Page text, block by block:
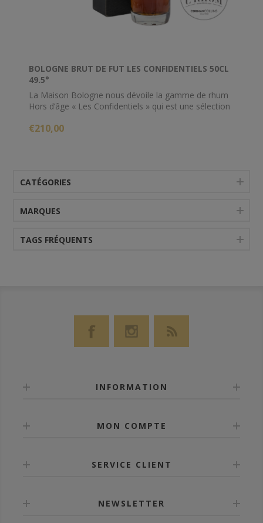
BOLOGNE BRUT DE FUT LES CONFIDENTIELS 50CL
49.5°
La Maison Bologne nous dévoile la gamme de rhum
Hors d’âge « Les Confidentiels » qui est une sélection
bouteilles numérotées avec également le numéro du
débuté en 2010, en fûts de chêne français.
€210,00
CATÉGORIES
MARQUES
TAGS FRÉQUENTS
INFORMATION
MON COMPTE
SERVICE CLIENT
NEWSLETTER